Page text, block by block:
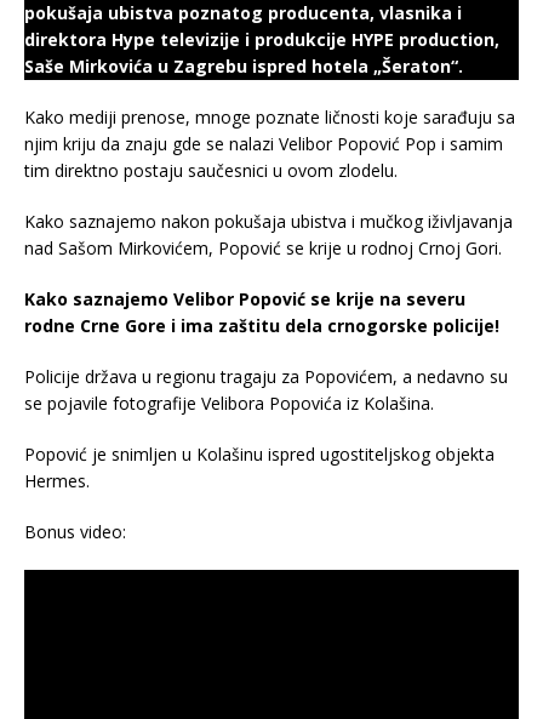
pokušaja ubistva poznatog producenta, vlasnika i
direktora Hype televizije i produkcije HYPE production,
Saše Mirkovića u Zagrebu ispred hotela „Šeraton“.
Kako mediji prenose, mnoge poznate ličnosti koje sarađuju sa
njim kriju da znaju gde se nalazi Velibor Popović Pop i samim
tim direktno postaju saučesnici u ovom zlodelu.
Kako saznajemo nakon pokušaja ubistva i mučkog iživljavanja
nad Sašom Mirkovićem, Popović se krije u rodnoj Crnoj Gori.
Kako saznajemo Velibor Popović se krije na severu
rodne Crne Gore i ima zaštitu dela crnogorske policije!
Policije država u regionu tragaju za Popovićem, a nedavno su
se pojavile fotografije Velibora Popovića iz Kolašina.
Popović je snimljen u Kolašinu ispred ugostiteljskog objekta
Hermes.
Bonus video: